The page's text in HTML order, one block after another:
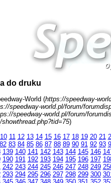
do druku
World (https://speedway-
speedway-world.pl/forum/
speedway-world.pl/forum/
/showthread.php?tid=75)
10 11 12 13 14 15 16 17 18 19 20 21
82 83 84 85 86 87 88 89 90 91 92 93
139 140 141 142 143 144 145 146
190 191 192 193 194 195 196 197
242 243 244 245 246 247 248 249
293 294 295 296 297 298 299 300